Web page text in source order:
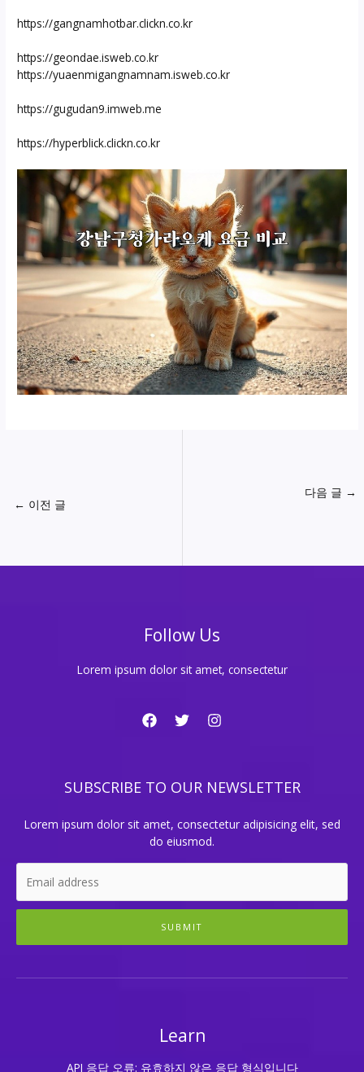
https://gangnamhotbar.clickn.co.kr
https://geondae.isweb.co.kr
https://yuaenmigangnamnam.isweb.co.kr
https://gugudan9.imweb.me
https://hyperblick.clickn.co.kr
← 이전 글
다음 글 →
Follow Us
Lorem ipsum dolor sit amet, consectetur
SUBSCRIBE TO OUR NEWSLETTER
Lorem ipsum dolor sit amet, consectetur adipisicing elit, sed
do eiusmod.
SUBMIT
Learn
API 응답 오류: 유효하지 않은 응답 형식입니다